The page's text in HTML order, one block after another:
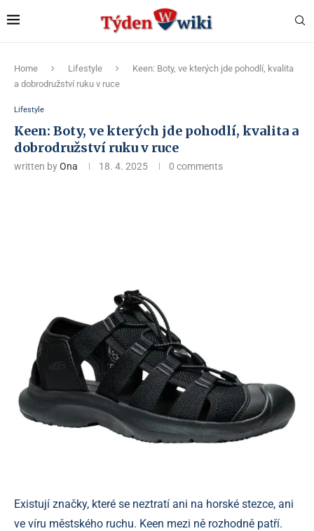
Home Lifestyle
Keen: Boty, ve kterých jde pohodlí, kvalita
a dobrodružství ruku v ruce
Lifestyle
Keen: Boty, ve kterých jde pohodlí, kvalita a
dobrodružství ruku v ruce
written byOna 18. 4. 2025 0 comments
Existují značky, které se neztratí ani na horské stezce, ani
ve víru městského ruchu. Keen mezi ně rozhodně patří.